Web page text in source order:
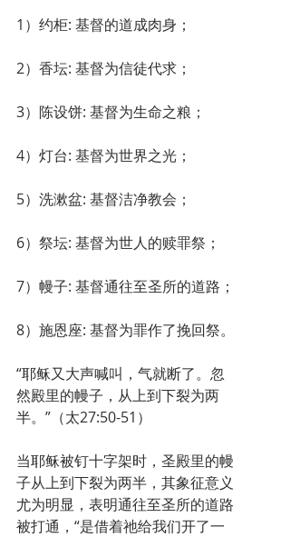
1）约柜: 基督的道成肉身；
2）香坛: 基督为信徒代求；
3）陈设饼: 基督为生命之粮；
4）灯台: 基督为世界之光；
5）洗漱盆: 基督洁净教会；
6）祭坛: 基督为世人的赎罪祭；
7）幔子: 基督通往至圣所的道路；
8）施恩座: 基督为罪作了挽回祭。
“耶稣又大声喊叫，气就断了。忽
然殿里的幔子，从上到下裂为两
半。”（太27:50-51）
当耶稣被钉十字架时，圣殿里的幔
子从上到下裂为两半，其象征意义
尤为明显，表明通往至圣所的道路
被打通，“是借着祂给我们开了一